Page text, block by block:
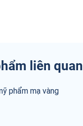
liên quan